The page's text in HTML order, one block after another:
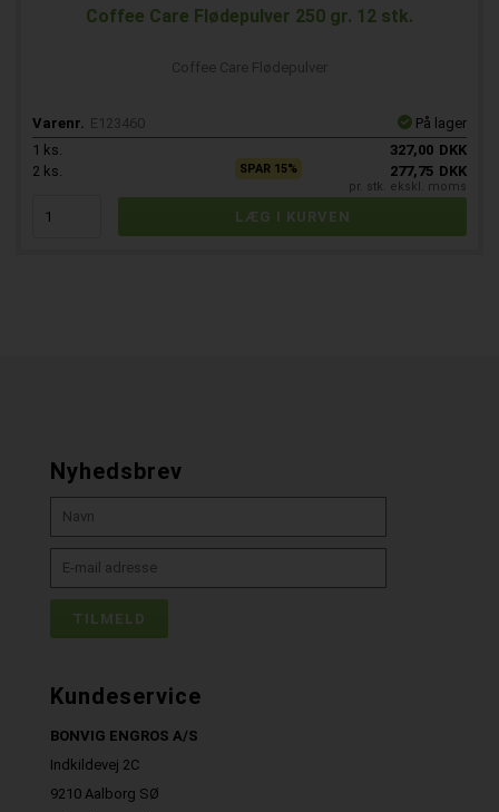
Coffee Care Flødepulver 250 gr. 12 stk.
Coffee Care Flødepulver
Varenr. E123460
På lager
1 ks. 327,00 DKK
2 ks. SPAR 15% 277,75 DKK
pr. stk. ekskl. moms
Nyhedsbrev
Kundeservice
BONVIG ENGROS A/S
Indkildevej 2C
9210 Aalborg SØ